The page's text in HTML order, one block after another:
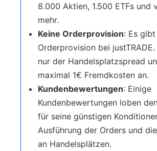
8.000 Aktien, 1.500 ETFs und
mehr.
Keine Orderprovision: Es
Orderprovision bei
nur der Handelsplatzspread
maximal 1€ Fremdkosten an.
Kundenbewertungen: Einige
Kundenbewertungen loben
für seine günstigen
Ausführung der Orders und
an Handelsplätzen.